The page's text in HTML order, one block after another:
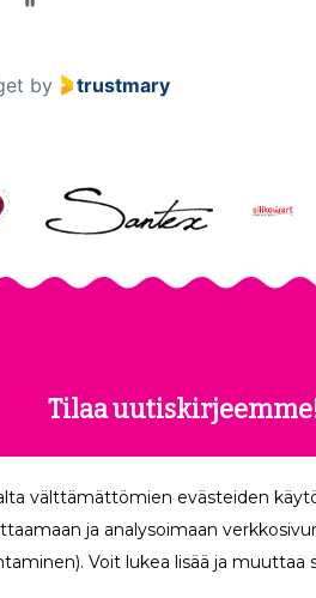
by trustmary
Tilaa
uusimmat edut suoraan
välttämättömien evästeiden
ja analysoimaan
Voit lukea lisää ja